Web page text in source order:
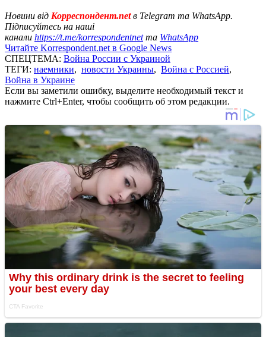
Новини від Корреспондент.netв Telegram та WhatsApp.
Підписуйтесь на наші
канали https://t.me/korrespondentnetта WhatsApp
Читайте Korrespondent.net в Google News
СПЕЦТЕМА: Война России с Украиной
ТЕГИ: наемники, новости Украины, Война с Россией,
Война в Украине
Если вы заметили ошибку, выделите необходимый текст и
нажмите Ctrl+Enter, чтобы сообщить об этом редакции.